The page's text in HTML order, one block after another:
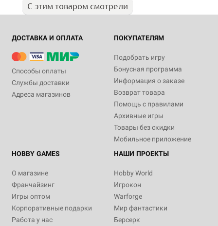
С этим товаром смотрели
ДОСТАВКА И ОПЛАТА
Способы оплаты
Службы доставки
Адреса магазинов
ПОКУПАТЕЛЯМ
Подобрать игру
Бонусная программа
Информация о заказе
Возврат товара
Помощь с правилами
Архивные игры
Товары без скидки
Мобильное приложение
HOBBY GAMES
О магазине
Франчайзинг
Игры оптом
Корпоративные подарки
Работа у нас
НАШИ ПРОЕКТЫ
Hobby World
Игрокон
Warforge
Мир фантастики
Берсерк